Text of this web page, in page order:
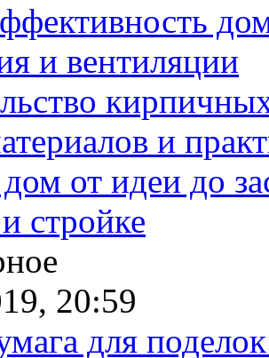
и вентиляции
и
от идеи до
стройке
20:59
для